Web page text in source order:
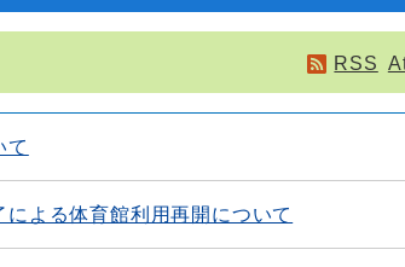
RSS
て
よる体育館利用再開について